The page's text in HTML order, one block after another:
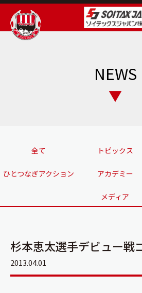
NEWS
全て トピックス
ひとつなぎアクション アカデミー
メディア
杉本恵太選手デビュー戦
2013.04.01